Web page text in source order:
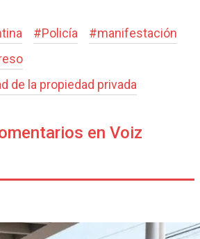
#Policía #manifestación
de la propiedad privada
en Voiz